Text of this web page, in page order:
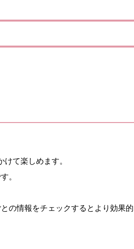
て楽しめます。
。
の情報をチェックするとより効果的